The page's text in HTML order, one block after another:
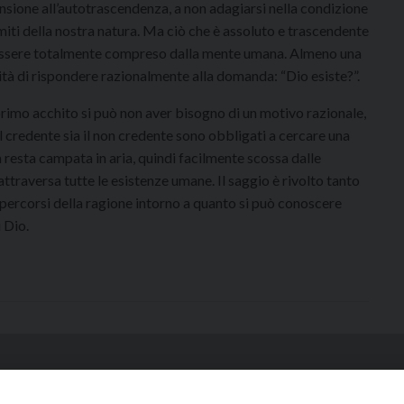
all’autotrascendenza, a non adagiarsi nella condizione
della nostra natura. Ma ciò che è assoluto e trascendente
totalmente compreso dalla mente umana. Almeno una
di rispondere razionalmente alla domanda: “Dio esiste?”.
acchito si può non aver bisogno di un motivo razionale,
sia il non credente sono obbligati a cercare una
campata in aria, quindi facilmente scossa dalle
tutte le esistenze umane. Il saggio è rivolto tanto
della ragione intorno a quanto si può conoscere
Dio.